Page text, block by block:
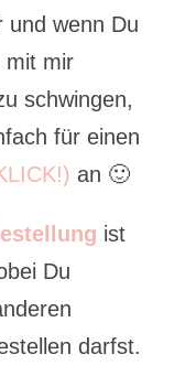
und wenn Du
mit mir
schwingen,
für einen
an 🙂
ist
Du
darfst.